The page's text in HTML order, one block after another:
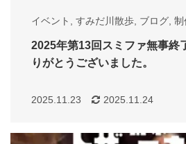
イベント , すみだ川散歩, ブログ, 制
2025年第13回スミファ無事終
りがとうございました。
2025.11.23 2025.11.24